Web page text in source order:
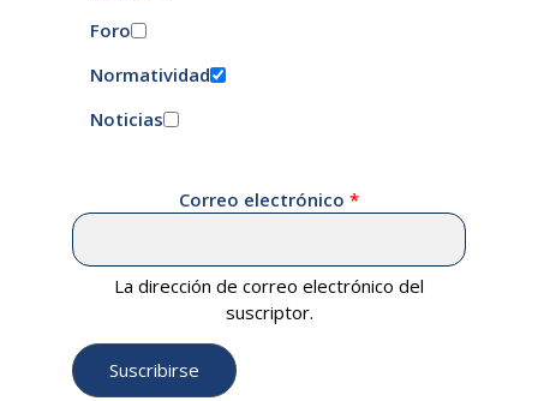
Foro
Normatividad
Noticias
Correo electrónico
La dirección de correo electrónico del
suscriptor.